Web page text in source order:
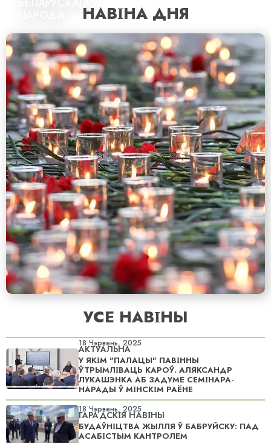
НАВІНА ДНЯ
УСЕ НАВІНЫ
18 Чэрвень, 2025
АКТУАЛЬНА
У ЯКІМ "ПАЛАЦЫ" ПАВІННЫ
ЎТРЫМЛІВАЦЬ КАРОЎ. АЛЯКСАНДР
ЛУКАШЭНКА АБ ЗАДУМЕ СЕМІНАРА-
НАРАДЫ Ў МІНСКІМ РАЁНЕ
18 Чэрвень, 2025
ГАРАДСКІЯ НАВІНЫ
БУДАЎНІЦТВА ЖЫЛЛЯ Ў БАБРУЙСКУ: ПАД
АСАБІСТЫМ КАНТРОЛЕМ